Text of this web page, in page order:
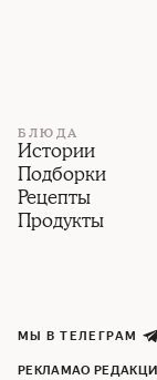
БЛЮДА
Истории
Подборки
Рецепты
Продукты
МЫ В ТЕЛЕГРАМ
РЕКЛАМАО